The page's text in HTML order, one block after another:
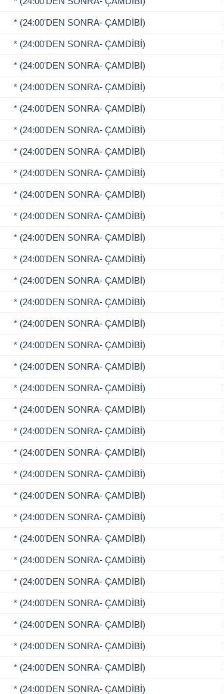
* (24:00'DEN SONRA- ÇAMDİBİ)
* (24:00'DEN SONRA- ÇAMDİBİ)
* (24:00'DEN SONRA- ÇAMDİBİ)
* (24:00'DEN SONRA- ÇAMDİBİ)
* (24:00'DEN SONRA- ÇAMDİBİ)
* (24:00'DEN SONRA- ÇAMDİBİ)
* (24:00'DEN SONRA- ÇAMDİBİ)
* (24:00'DEN SONRA- ÇAMDİBİ)
* (24:00'DEN SONRA- ÇAMDİBİ)
* (24:00'DEN SONRA- ÇAMDİBİ)
* (24:00'DEN SONRA- ÇAMDİBİ)
* (24:00'DEN SONRA- ÇAMDİBİ)
* (24:00'DEN SONRA- ÇAMDİBİ)
* (24:00'DEN SONRA- ÇAMDİBİ)
* (24:00'DEN SONRA- ÇAMDİBİ)
* (24:00'DEN SONRA- ÇAMDİBİ)
* (24:00'DEN SONRA- ÇAMDİBİ)
* (24:00'DEN SONRA- ÇAMDİBİ)
* (24:00'DEN SONRA- ÇAMDİBİ)
* (24:00'DEN SONRA- ÇAMDİBİ)
* (24:00'DEN SONRA- ÇAMDİBİ)
* (24:00'DEN SONRA- ÇAMDİBİ)
* (24:00'DEN SONRA- ÇAMDİBİ)
* (24:00'DEN SONRA- ÇAMDİBİ)
* (24:00'DEN SONRA- ÇAMDİBİ)
* (24:00'DEN SONRA- ÇAMDİBİ)
* (24:00'DEN SONRA- ÇAMDİBİ)
* (24:00'DEN SONRA- ÇAMDİBİ)
* (24:00'DEN SONRA- ÇAMDİBİ)
* (24:00'DEN SONRA- ÇAMDİBİ)
* (24:00'DEN SONRA- ÇAMDİBİ)
* (24:00'DEN SONRA- ÇAMDİBİ)